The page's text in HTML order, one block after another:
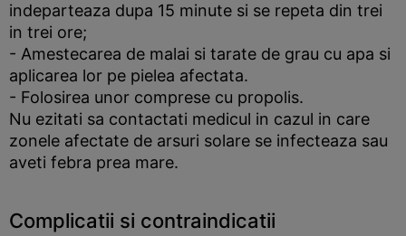
indeparteaza dupa 15 minute si se repeta din trei
in trei ore;
- Amestecarea de malai si tarate de grau cu apa si
aplicarea lor pe pielea afectata.
- Folosirea unor comprese cu propolis.
Nu ezitati sa contactati medicul in cazul in care
zonele afectate de arsuri solare se infecteaza sau
aveti febra prea mare.
Complicatii si contraindicatii